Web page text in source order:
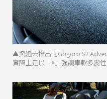
▲與過去推出的Gogoro S2
實際上是以「X」強調車款多變性